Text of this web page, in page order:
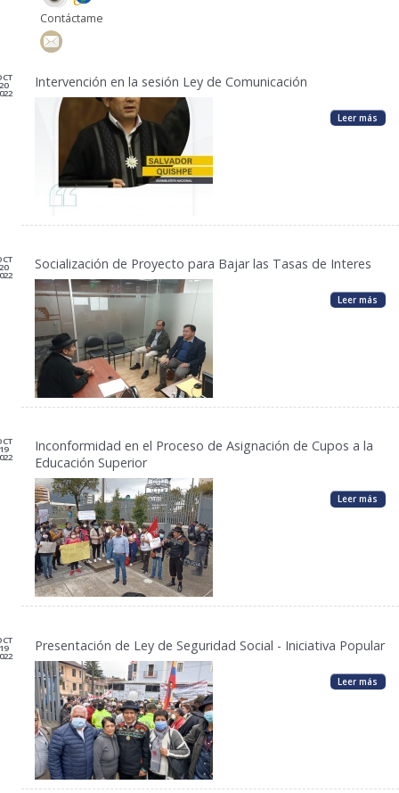
Contáctame
20 Intervención en la sesión Ley de Comunicación
Leer más
20 Socialización de Proyecto para Bajar las Tasas de Interes
Leer más
19
Inconformidad en el Proceso de Asignación de Cupos a la
Educación Superior
Leer más
19 Presentación de Ley de Seguridad Social - Iniciativa Popular
Leer más